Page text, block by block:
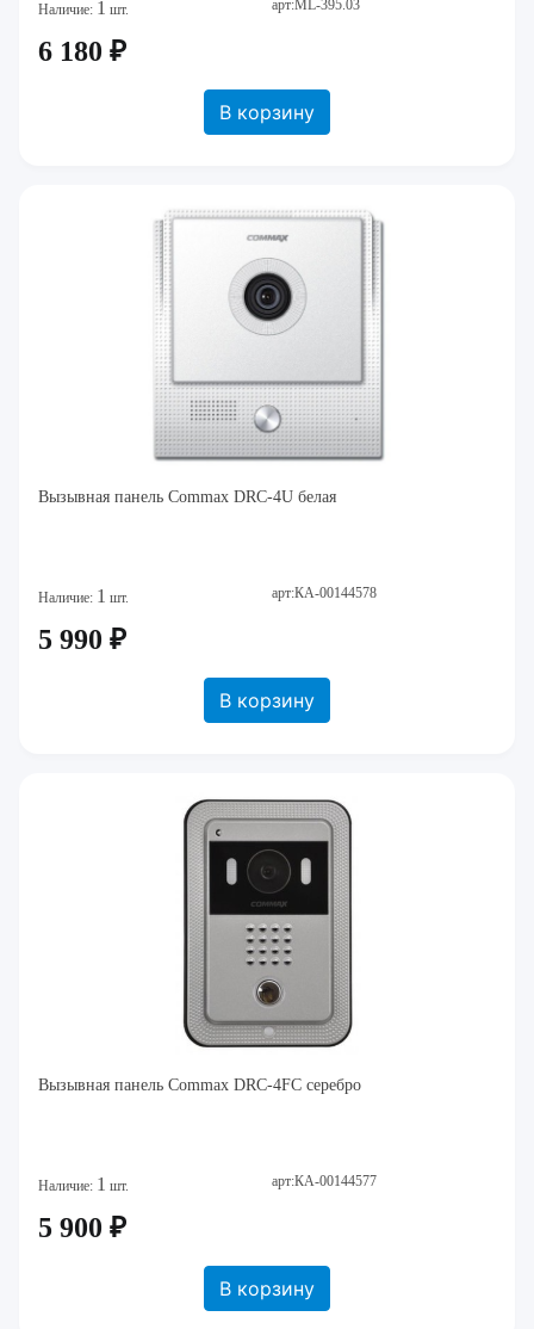
Наличие: 1 шт. арт:ML-395.03
6 180 ₽
В корзину
Вызывная панель Commax DRC-4U белая
Наличие: 1 шт. арт:КА-00144578
5 990 ₽
В корзину
Вызывная панель Commax DRC-4FC серебро
Наличие: 1 шт. арт:КА-00144577
5 900 ₽
В корзину